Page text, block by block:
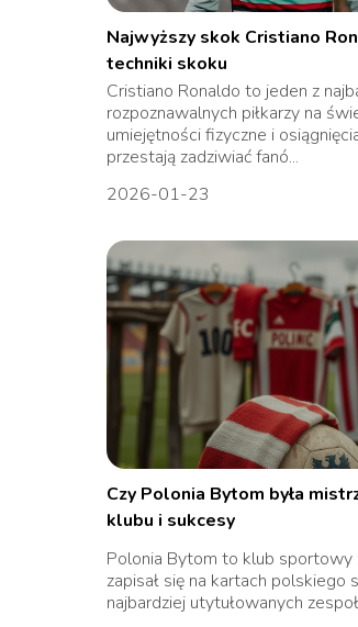
Najwyższy skok Cristiano
techniki skoku
Cristiano Ronaldo to jeden z
rozpoznawalnych piłkarzy na
umiejętności fizyczne i
przestają zadziwiać fanó...
2026-01-23
Czy Polonia Bytom była
klubu i sukcesy
Polonia Bytom to klub
zapisał się na kartach polskiego
najbardziej utytułowanych